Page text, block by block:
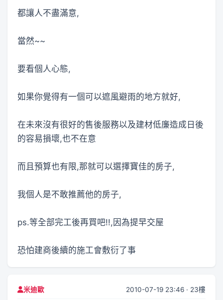
都讓人不盡滿意,
當然~~
要看個人心態,
如果你覺得有一個可以遮風避雨的地方就好,
在未來沒有很好的售後服務以及建材低廉造成日後
的容易損壞,也不在意
而且預算也有限,那就可以選擇寶佳的房子,
我個人是不敢推薦他的房子,
ps.等全部完工後再買吧!!,因為提早交屋
恐怕建商後續的施工會敷衍了事
米迪歐 2010-07-19 23:46 · 23樓